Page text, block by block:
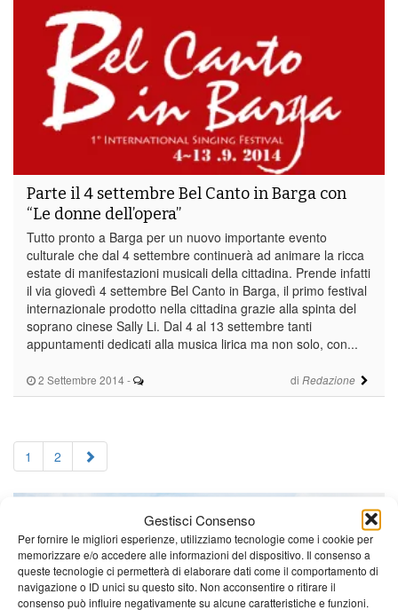
Gestisci Consenso
Per fornire le migliori esperienze, utilizziamo tecnologie come i cookie per
memorizzare e/o accedere alle informazioni del dispositivo. Il consenso a
queste tecnologie ci permetterà di elaborare dati come il comportamento di
navigazione o ID unici su questo sito. Non acconsentire o ritirare il
consenso può influire negativamente su alcune caratteristiche e funzioni.
2 Settembre 2014 - di Redazione
Parte il 4 settembre Bel Canto in Barga con
“Le donne dell’opera”
Tutto pronto a Barga per un nuovo importante evento
culturale che dal 4 settembre continuerà ad animare la ricca
estate di manifestazioni musicali della cittadina. Prende infatti
il via giovedì 4 settembre Bel Canto in Barga, il primo festival
internazionale prodotto nella cittadina grazie alla spinta del
soprano cinese Sally Li. Dal 4 al 13 settembre tanti
appuntamenti dedicati alla musica lirica ma non solo, con...
1 2